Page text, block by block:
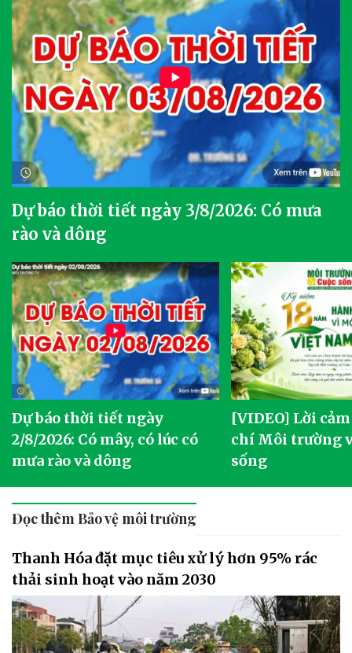
Dự báo thời tiết ngày 3/8/2026: Có mưa
rào và dông
Dự báo thời tiết ngày
2/8/2026: Có mây, có lúc có
mưa rào và dông
[VIDEO] Lời
chí Môi trường
sống
Đọc thêm Bảo vệ môi trường
Thanh Hóa đặt mục tiêu xử lý hơn 95% rác
thải sinh hoạt vào năm 2030